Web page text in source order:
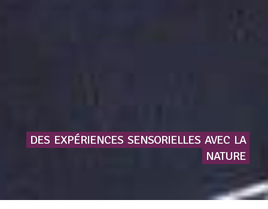
DES EXPÉRIENCES SENSORIELLES AVEC LA
NATURE